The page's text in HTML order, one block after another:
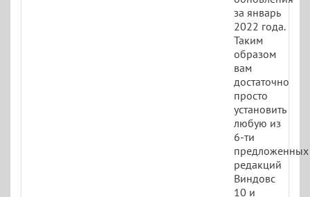
за январь
2022 года.
Таким
образом
вам
достаточно
просто
установить
любую из
6-ти
предложенных
редакций
Виндовс
10 и